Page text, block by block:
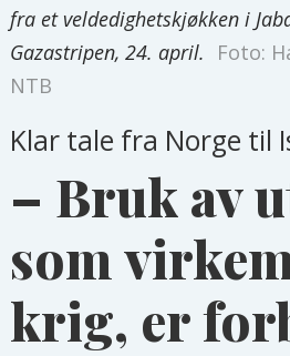
fra et veldedighetskjøkken i
Gazastripen, 24. april.
Foto:
NTB
Klar tale fra Norge til
– Bruk av
som
krig, er